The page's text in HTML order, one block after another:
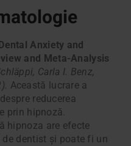
Anxiety and
and Meta-Analysis
Carla I. Benz,
Această lucrare a
reducerea
prin hipnoză.
hipnoza are efecte
dentist și poate fi un